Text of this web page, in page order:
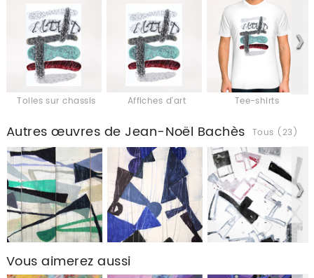
Toiles sur chassis Affiches d'art Tee-shirts
Autres œuvres de Jean-Noël Bachès Tous (23)
Vous aimerez aussi